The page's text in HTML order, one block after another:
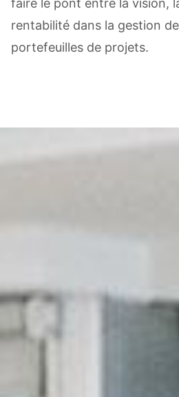
faire le pont entre la vision,
rentabilité dans la gestion
portefeuilles de projets.